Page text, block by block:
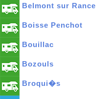
Belmont sur Rance
Boisse Penchot
Bouillac
Bozouls
Broqui�s